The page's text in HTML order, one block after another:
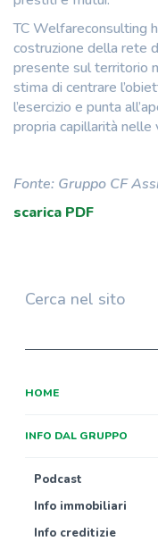
TC Welfareconsulting
costruzione della rete
presente sul territorio
stima di centrare
l’esercizio e punta
propria capillarità nelle
Fonte: Gruppo CF
scarica PDF
Cerca nel sito
HOME
INFO DAL GRUPPO
Podcast
Info immobiliari
Info creditizie